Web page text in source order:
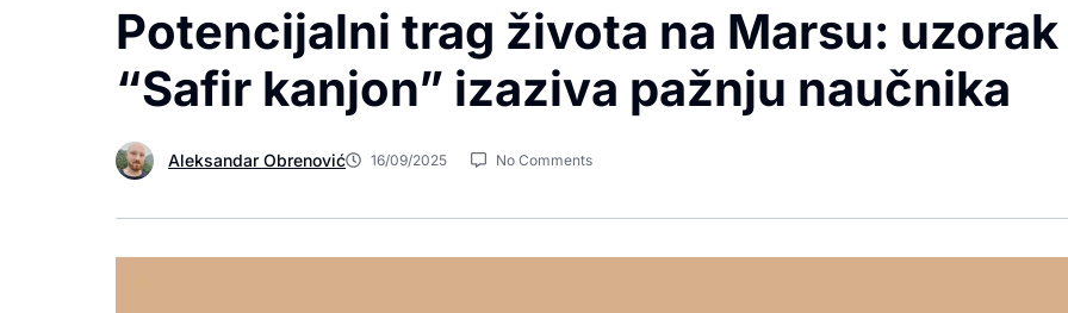
Potencijalni trag života na Marsu: uzorak
“Safir kanjon” izaziva pažnju naučnika
Aleksandar Obrenović 16/09/2025 No Comments